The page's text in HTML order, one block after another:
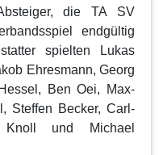
die TA SV
endgültig
spielten Lukas
Ehresmann, Georg
Ben Oei, Max-
Steffen Becker, Carl-
Knoll und Michael